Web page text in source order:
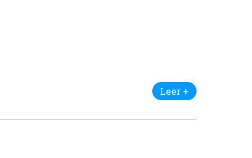
Leer +